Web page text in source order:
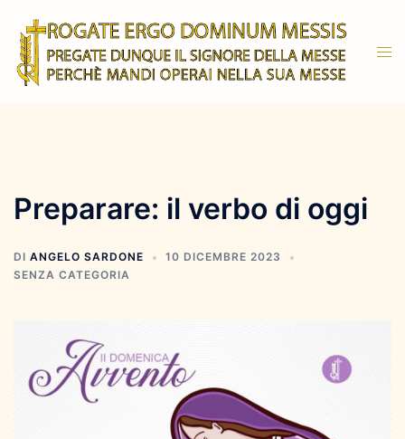
contenuto
Preparare: il verbo di oggi
DI ANGELO SARDONE
10 DICEMBRE 2023
SENZA CATEGORIA